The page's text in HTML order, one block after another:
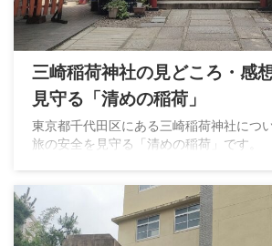
三崎稲荷神社の見どころ・感
見守る「清めの稲荷」
東京都千代田区にある三崎稲荷神社につ
旅の安全を見守る「清めの稲荷」です。